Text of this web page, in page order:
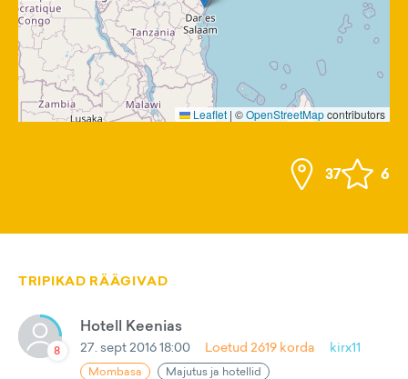
Leaflet | ©OpenStreetMapcontributors
37 6
TRIPIKAD RÄÄGIVAD
8
Hotell Keenias
27. sept 2016 18:00 Loetud 2619 korda kirx11
Mombasa Majutus ja hotellid